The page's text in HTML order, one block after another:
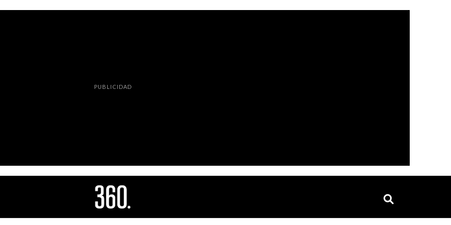
PUBLICIDAD